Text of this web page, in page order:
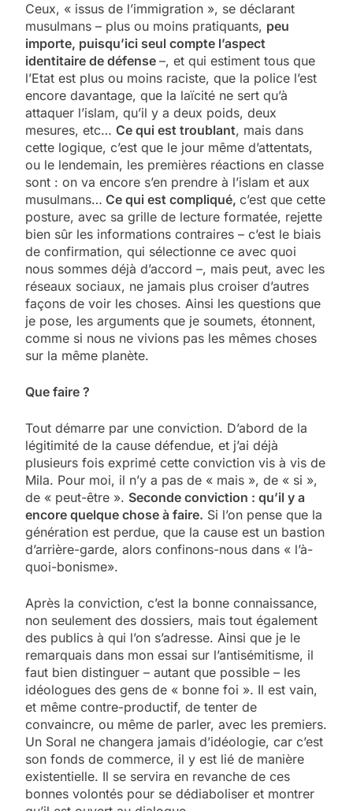
Ceux, « issus de l’immigration », se déclarant
musulmans – plus ou moins pratiquants, peu
importe, puisqu’ici seul compte l’aspect
identitaire de défense –, et qui estiment tous que
l’Etat est plus ou moins raciste, que la police l’est
encore davantage, que la laïcité ne sert qu’à
attaquer l’islam, qu’il y a deux poids, deux
mesures, etc… Ce qui est troublant, mais dans
cette logique, c’est que le jour même d’attentats,
ou le lendemain, les premières réactions en classe
sont : on va encore s’en prendre à l’islam et aux
musulmans… Ce qui est compliqué, c’est que cette
posture, avec sa grille de lecture formatée, rejette
bien sûr les informations contraires – c’est le biais
de confirmation, qui sélectionne ce avec quoi
nous sommes déjà d’accord –, mais peut, avec les
réseaux sociaux, ne jamais plus croiser d’autres
façons de voir les choses. Ainsi les questions que
je pose, les arguments que je soumets, étonnent,
comme si nous ne vivions pas les mêmes choses
sur la même planète.
Que faire ?
Tout démarre par une conviction. D’abord de la
légitimité de la cause défendue, et j’ai déjà
plusieurs fois exprimé cette conviction vis à vis de
Mila. Pour moi, il n’y a pas de « mais », de « si »,
de « peut-être ». Seconde conviction : qu’il y a
encore quelque chose à faire. Si l’on pense que la
génération est perdue, que la cause est un bastion
d’arrière-garde, alors confinons-nous dans « l’à-
quoi-bonisme».
Après la conviction, c’est la bonne connaissance,
non seulement des dossiers, mais tout également
des publics à qui l’on s’adresse. Ainsi que je le
remarquais dans mon essai sur l’antisémitisme, il
faut bien distinguer – autant que possible – les
idéologues des gens de « bonne foi ». Il est vain,
et même contre-productif, de tenter de
convaincre, ou même de parler, avec les premiers.
Un Soral ne changera jamais d’idéologie, car c’est
son fonds de commerce, il y est lié de manière
existentielle. Il se servira en revanche de ces
bonnes volontés pour se dédiaboliser et montrer